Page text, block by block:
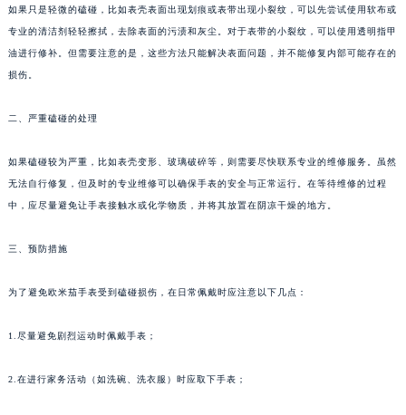
如果只是轻微的磕碰，比如表壳表面出现划痕或表带出现小裂纹，可以先尝试使用软布或
专业的清洁剂轻轻擦拭，去除表面的污渍和灰尘。对于表带的小裂纹，可以使用透明指甲
油进行修补。但需要注意的是，这些方法只能解决表面问题，并不能修复内部可能存在的
损伤。
二、严重磕碰的处理
如果磕碰较为严重，比如表壳变形、玻璃破碎等，则需要尽快联系专业的维修服务。虽然
无法自行修复，但及时的专业维修可以确保手表的安全与正常运行。在等待维修的过程
中，应尽量避免让手表接触水或化学物质，并将其放置在阴凉干燥的地方。
三、预防措施
为了避免欧米茄手表受到磕碰损伤，在日常佩戴时应注意以下几点：
1.尽量避免剧烈运动时佩戴手表；
2.在进行家务活动（如洗碗、洗衣服）时应取下手表；